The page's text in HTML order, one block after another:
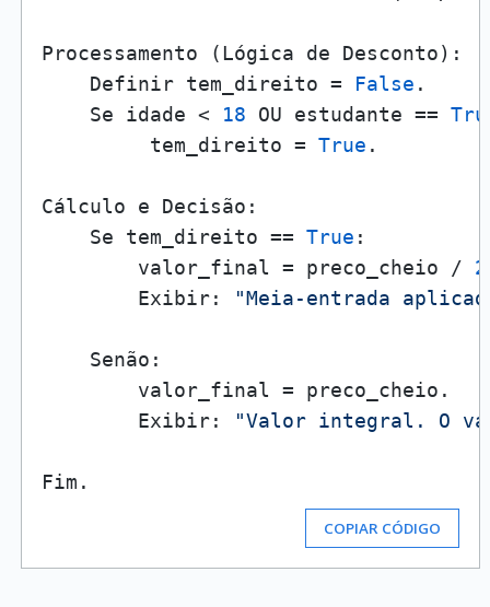
Processamento (Lógica de Desconto):
    Definir tem_direito =
False .
    Se idade <
18 OU estudante ==
         tem_direito =
True .
Cálculo e Decisão:
    Se tem_direito ==
True :
        valor_final = preco_cheio /
2
        Exibir:
"Meia-entrada
    Senão:
        valor_final = preco_cheio.
        Exibir:
"Valor integral. O
COPIAR CÓDIGO